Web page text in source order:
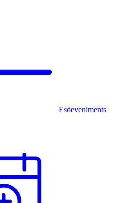
Esdeveniments